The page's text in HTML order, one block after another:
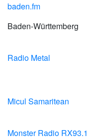
baden.fm
Baden-Württemberg
Radio Metal
Micul Samaritean
Monster Radio RX93.1